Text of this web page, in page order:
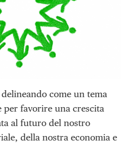
delineando come un tema
per favorire una crescita
al futuro del nostro
della nostra economia e